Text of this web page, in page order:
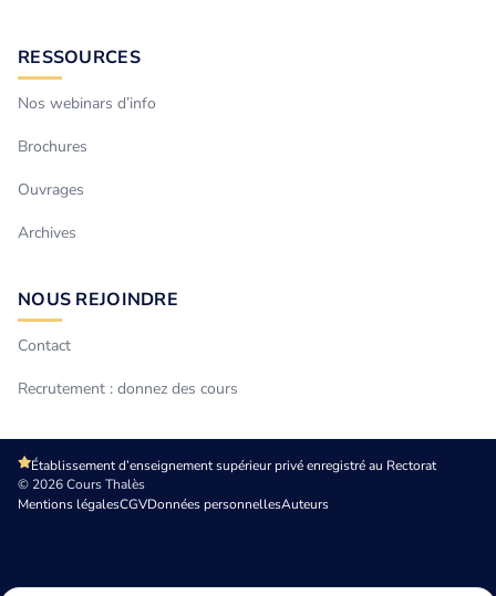
RESSOURCES
Nos webinars d’info
Brochures
Ouvrages
Archives
NOUS REJOINDRE
Contact
Recrutement : donnez des cours
Établissement d’enseignement supérieur privé enregistré au Rectorat
© 2026 Cours Thalès
Mentions légalesCGVDonnées personnellesAuteurs